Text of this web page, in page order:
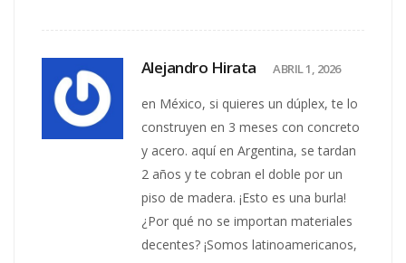
Alejandro Hirata ABRIL 1, 2026
en México, si quieres un dúplex, te lo
construyen en 3 meses con concreto
y acero. aquí en Argentina, se tardan
2 años y te cobran el doble por un
piso de madera. ¡Esto es una burla!
¿Por qué no se importan materiales
decentes? ¡Somos latinoamericanos,